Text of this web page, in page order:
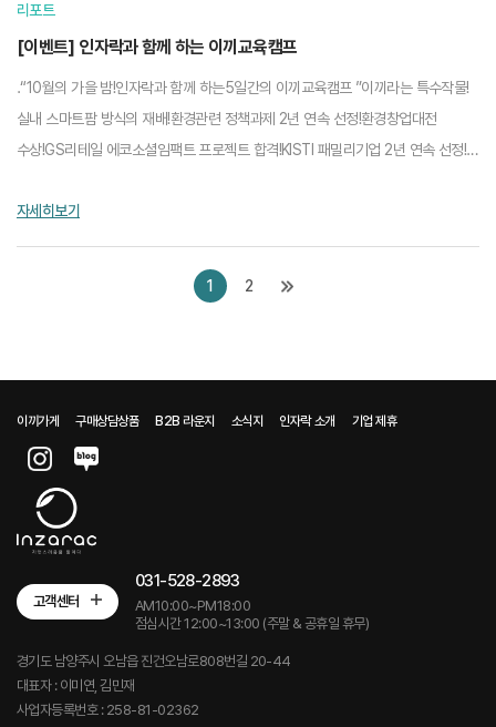
리포트
[이벤트] 인자락과 함께 하는 이끼교육캠프
.“10월의 가을 밤!인자락과 함께 하는5일간의 이끼교육캠프 ”이끼라는 특수작물!
실내 스마트팜 방식의 재배!환경관련 정책과제 2년 연속 선정!환경창업대전
수상!GS리테일 에코소셜임팩트 프로젝트 합격!KISTI 패밀리기업 2년 연속 선정!
자세히보기
1 2
이끼가게 구매상담상품 B2B 라운지 소식지 인자락 소개 기업 제휴
고객센터
031-528-2893
AM10:00~PM18:00
점심시간 12:00~13:00 (주말 & 공휴일 휴무)
경기도 남양주시 오남읍 진건오남로808번길 20-44
대표자 : 이미연, 김민재
사업자등록번호 : 258-81-02362